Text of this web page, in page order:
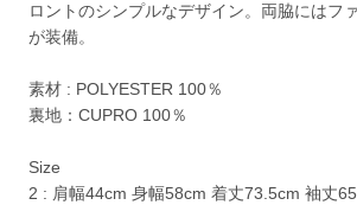
ロントのシンプルなデザイン。両脇にはフ
が装備。
素材 : POLYESTER 100％
裏地：CUPRO 100％
Size
2 : 肩幅44cm 身幅58cm 着丈73.5cm 袖丈